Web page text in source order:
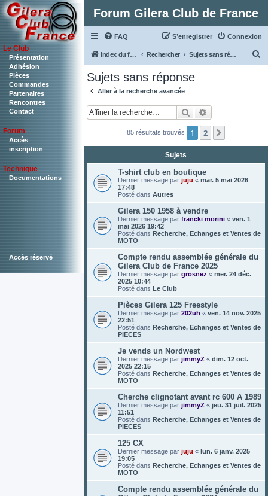
Le Club
Présentation
Adhésion
Pièces
Commandes
Partenaires
Rencontres
Contact
Forum
Accès
inscription
Technique
Documentations
Accès réservé
Forum Gilera Club de France
FAQ Connexion
S’enregistrer
Index du forum Rechercher Sujets sans réponse
Sujets sans réponse
Aller à la recherche avancée
Rechercher
85 résultats trouvés 1 2
Sujets
T-shirt club en boutique
Dernier message par juju « mar. 5 mai 2026
17:48
Posté dans Autres
Gilera 150 1958 à vendre
Dernier message par francki morini « ven. 1
mai 2026 19:42
Posté dans Recherche, Echanges et Ventes de
MOTO
Compte rendu assemblée générale du
Gilera Club de France 2025
Dernier message par grosnez « mer. 24 déc.
2025 10:44
Posté dans Le Club
Pièces Gilera 125 Freestyle
Dernier message par 202uh « ven. 14 nov. 2025
22:51
Posté dans Recherche, Echanges et Ventes de
PIECES
Je vends un Nordwest
Dernier message par jimmyZ « dim. 12 oct.
2025 22:15
Posté dans Recherche, Echanges et Ventes de
MOTO
Cherche clignotant avant rc 600 A 1989
Dernier message par jimmyZ « jeu. 31 juil. 2025
11:51
Posté dans Recherche, Echanges et Ventes de
PIECES
125 CX
Dernier message par juju « lun. 6 janv. 2025
19:05
Posté dans Recherche, Echanges et Ventes de
MOTO
Compte rendu assemblée générale du